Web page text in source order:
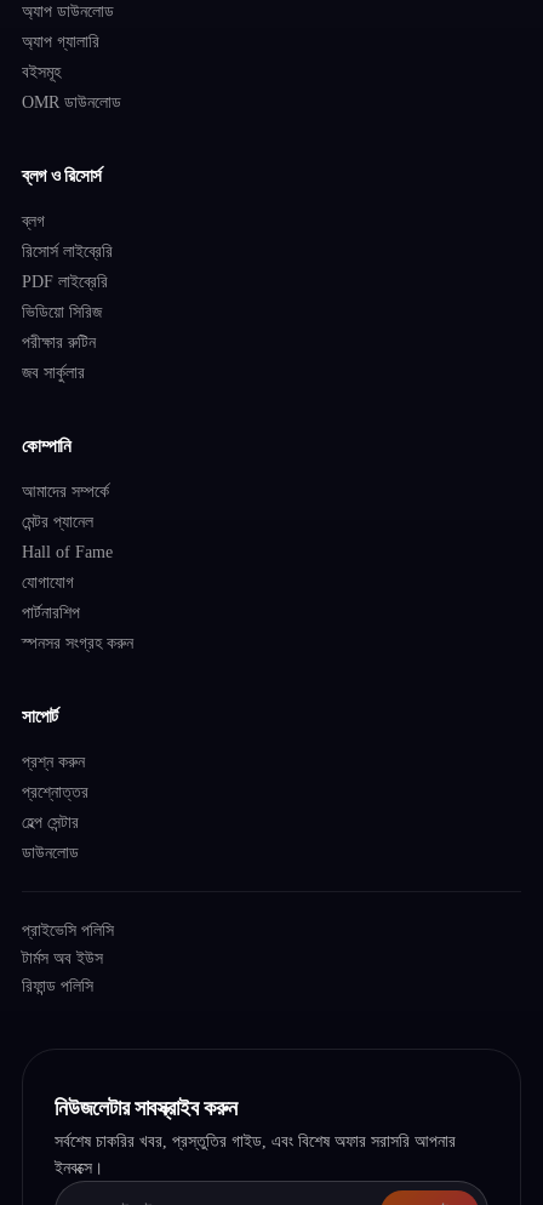
অ্যাপ ডাউনলোড
অ্যাপ গ্যালারি
বইসমূহ
OMR ডাউনলোড
ব্লগ ও রিসোর্স
ব্লগ
রিসোর্স লাইব্রেরি
PDF লাইব্রেরি
ভিডিয়ো সিরিজ
পরীক্ষার রুটিন
জব সার্কুলার
কোম্পানি
আমাদের সম্পর্কে
মেন্টর প্যানেল
Hall of Fame
যোগাযোগ
পার্টনারশিপ
স্পনসর সংগ্রহ করুন
সাপোর্ট
প্রশ্ন করুন
প্রশ্নোত্তর
হেল্প সেন্টার
ডাউনলোড
প্রাইভেসি পলিসি
টার্মস অব ইউস
রিফান্ড পলিসি
নিউজলেটার সাবস্ক্রাইব করুন
সর্বশেষ চাকরির খবর, প্রস্তুতির গাইড, এবং বিশেষ অফার সরাসরি আপনার
ইনবক্সে।